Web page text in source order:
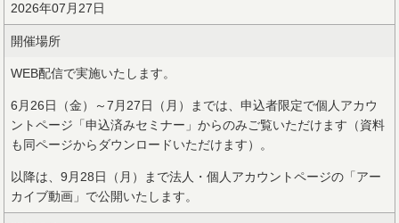
2026年07月27日
開催場所
WEB配信で実施いたします。
6月26日（金）～7月27日（月）までは、申込者限定で個人アカウ
ントページ「申込済みセミナー」からのみご覧いただけます（資料
も同ページからダウンロードいただけます）。
以降は、9月28日（月）まで法人・個人アカウントページの「アー
カイブ動画」で公開いたします。